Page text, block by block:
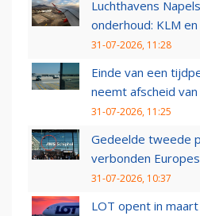
Luchthavens
onderhoud: KLM
31-07-2026, 11:28
Einde van een
neemt afscheid
31-07-2026, 11:25
Gedeelde tweede
verbonden
31-07-2026, 10:37
LOT opent in